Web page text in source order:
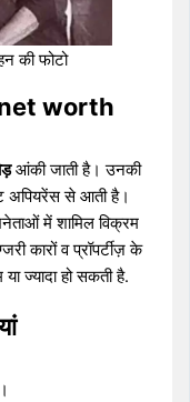
की फोटो
net worth
आंकी जाती है। उनकी
अपियरेंस से आती है।
में शामिल विक्रम
कारों व प्रॉपर्टीज़ के
ज्यादा हो सकती है.